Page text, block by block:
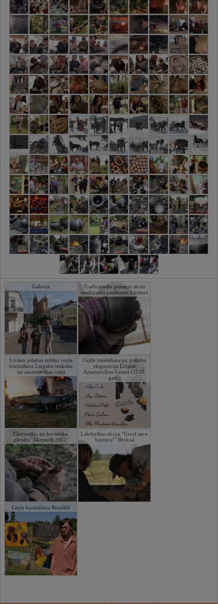
Galerija
Tradicionālo prasmju skolu
noslēguma pasākums Līvānos
Līvānu pilsētas svētku cepļa
kurināšana Latgales mākslas
un amatniecības cetrā
Cepļa izņemšana un izstādes
ekspozīcija Līvānu
Amatniecības Centrā (2010.
gads)
Gleznotāju un keramiķu
plenērs "Akminīši 2012"
Labdarības akcija "Uzcel savu
baznīcu!" Bruknā
Cepļa kurināšana Rundālē